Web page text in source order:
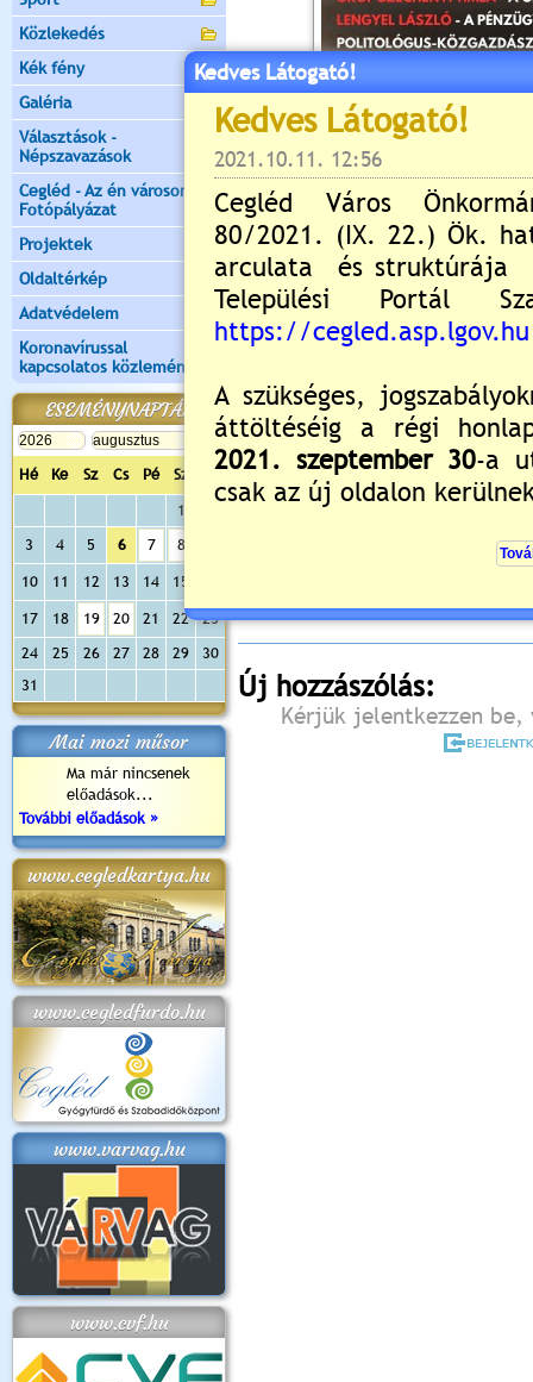
Közlekedés
Kék fény
Galéria
Választások -
Népszavazások
Cegléd - Az én városom -
Fotópályázat
Projektek
Oldaltérkép
Adatvédelem
Koronavírussal
kapcsolatos közlemények
ESEMÉNYNAPTÁR
Hé Ke Sz Cs Pé Sz
Va
1
3
4 5 6 7 8
10 11 12 13 14 15
17 18 19 20 21 22
23
24
25 26 27 28 29
30
31
Mai mozi műsor
Ma már nincsenek
előadások...
További előadások »
www.cegledkartya.hu
www.cegledfurdo.hu
www.varvag.hu
www.cvf.hu
Még nincsenek hozzászólások
Új hozzászólás:
Kérjük jelentkezzen be,
Kedves Látogató!